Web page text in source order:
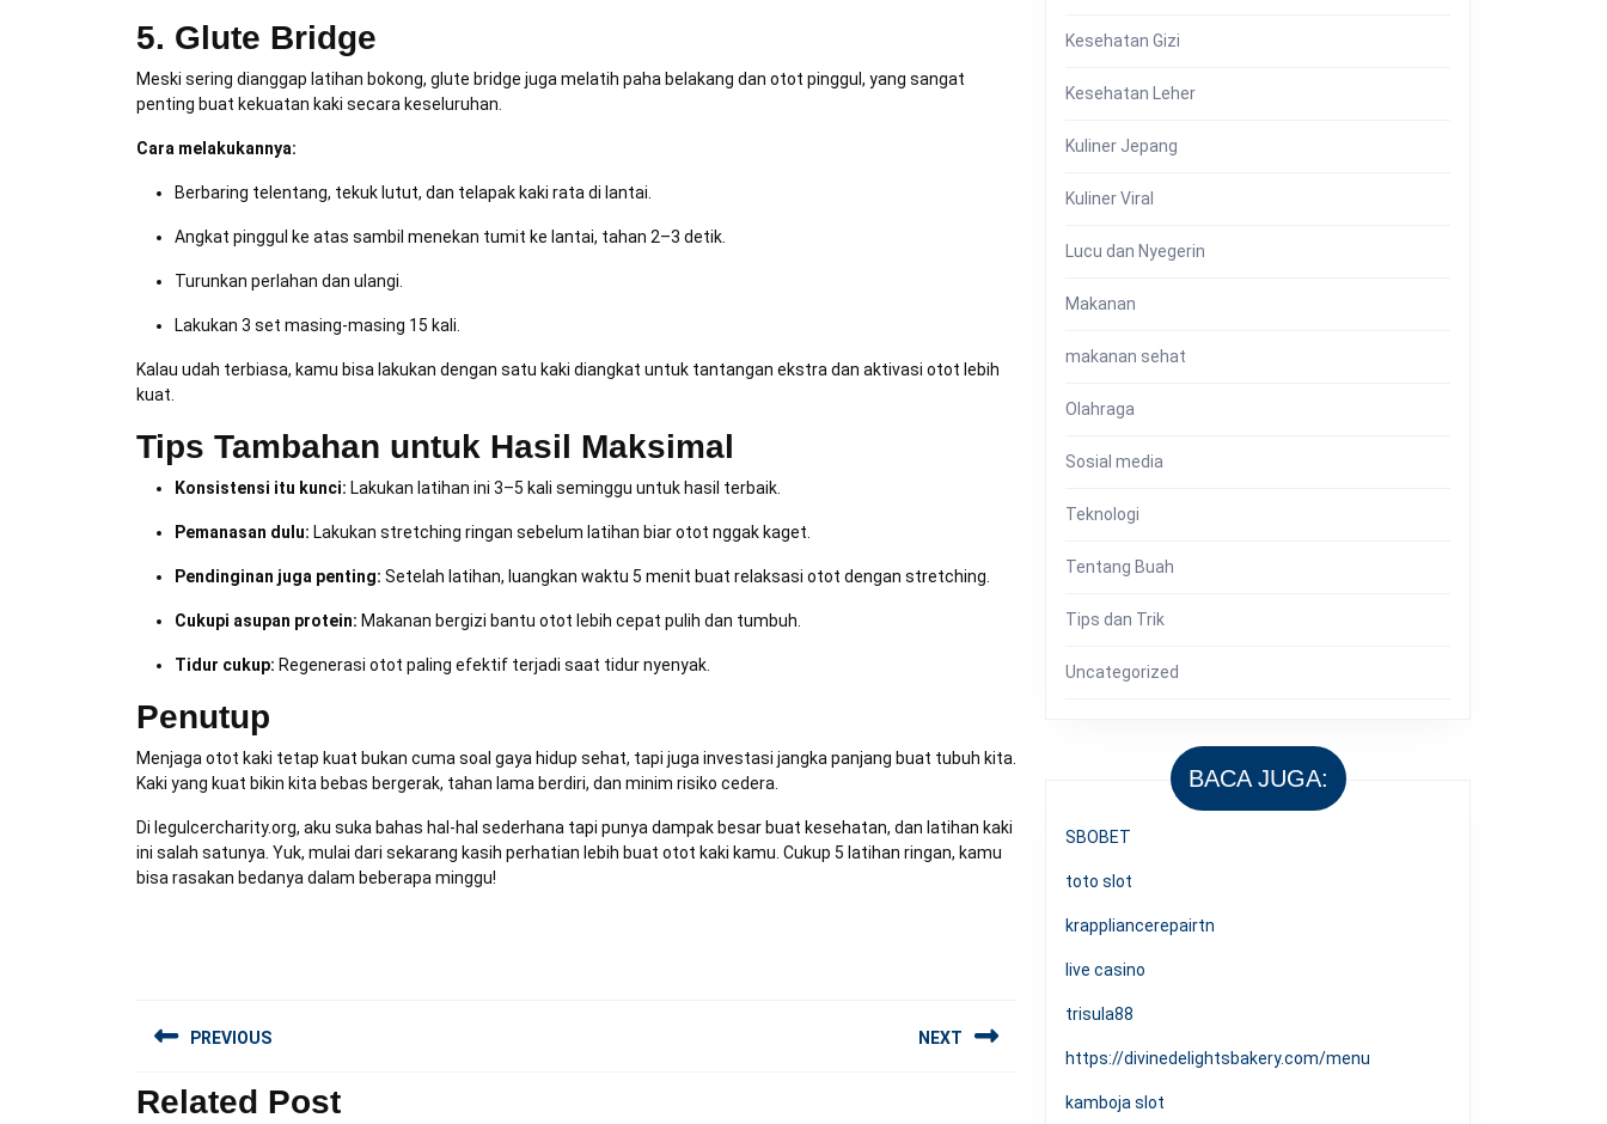
5. Glute Bridge
Meski sering dianggap latihan bokong, glute bridge juga melatih paha belakang dan otot pinggul, yang sangat
penting buat kekuatan kaki secara keseluruhan.
Cara melakukannya:
Berbaring telentang, tekuk lutut, dan telapak kaki rata di lantai.
Angkat pinggul ke atas sambil menekan tumit ke lantai, tahan 2–3 detik.
Turunkan perlahan dan ulangi.
Lakukan 3 set masing-masing 15 kali.
Kalau udah terbiasa, kamu bisa lakukan dengan satu kaki diangkat untuk tantangan ekstra dan aktivasi otot lebih
kuat.
Tips Tambahan untuk Hasil Maksimal
Konsistensi itu kunci: Lakukan latihan ini 3–5 kali seminggu untuk hasil terbaik.
Pemanasan dulu: Lakukan stretching ringan sebelum latihan biar otot nggak kaget.
Pendinginan juga penting: Setelah latihan, luangkan waktu 5 menit buat relaksasi otot dengan stretching.
Cukupi asupan protein: Makanan bergizi bantu otot lebih cepat pulih dan tumbuh.
Tidur cukup: Regenerasi otot paling efektif terjadi saat tidur nyenyak.
Penutup
Menjaga otot kaki tetap kuat bukan cuma soal gaya hidup sehat, tapi juga investasi jangka panjang buat tubuh kita.
Kaki yang kuat bikin kita bebas bergerak, tahan lama berdiri, dan minim risiko cedera.
Di legulcercharity.org, aku suka bahas hal-hal sederhana tapi punya dampak besar buat kesehatan, dan latihan kaki
ini salah satunya. Yuk, mulai dari sekarang kasih perhatian lebih buat otot kaki kamu. Cukup 5 latihan ringan, kamu
bisa rasakan bedanya dalam beberapa minggu!
posPREVIOUS
Previous
NEXT
Related Post
Kesehatan Gizi
Kesehatan Leher
Kuliner Jepang
Kuliner Viral
Lucu dan Nyegerin
Makanan
makanan sehat
Olahraga
Sosial media
Teknologi
Tentang Buah
Tips dan Trik
Uncategorized
BACA JUGA:
SBOBET
toto slot
krappliancerepairtn
live casino
trisula88
https://divinedelightsbakery.com/menu
kamboja slot